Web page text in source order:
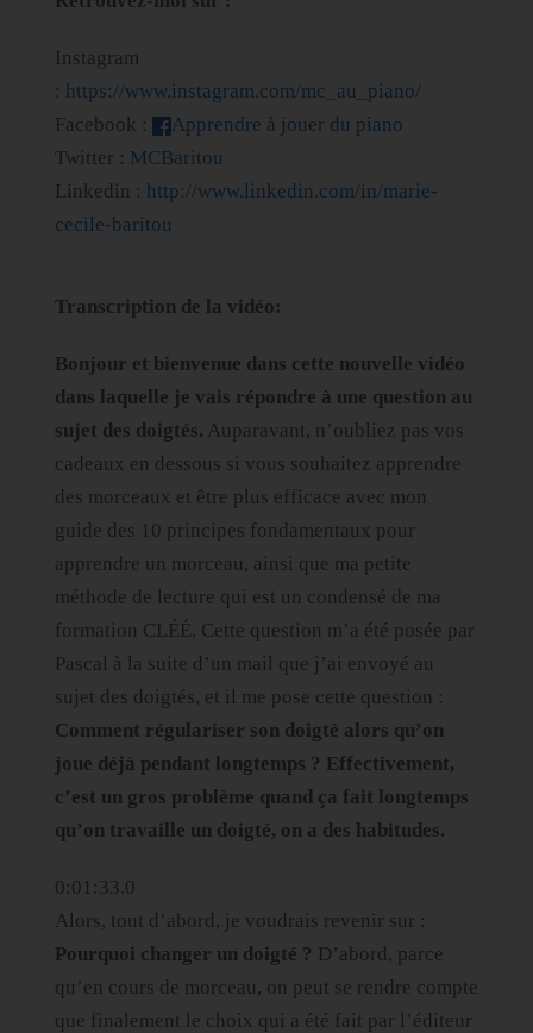
Instagram
: https://www.instagram.com/mc_au_piano/
Facebook :
Apprendre à jouer du piano
Twitter : MCBaritou
Linkedin : http://www.linkedin.com/in/marie-
cecile-baritou
Transcription de la vidéo:
Bonjour et bienvenue dans cette nouvelle vidéo
dans laquelle je vais répondre à une question au
sujet des doigtés. Auparavant, n’oubliez pas vos
cadeaux en dessous si vous souhaitez apprendre
des morceaux et être plus efficace avec mon
guide des 10 principes fondamentaux pour
apprendre un morceau, ainsi que ma petite
méthode de lecture qui est un condensé de ma
formation CLÉÉ. Cette question m’a été posée par
Pascal à la suite d’un mail que j’ai envoyé au
sujet des doigtés, et il me pose cette question :
Comment régulariser son doigté alors qu’on
joue déjà pendant longtemps ? Effectivement,
c’est un gros problème quand ça fait longtemps
qu’on travaille un doigté, on a des habitudes.
0:01:33.0
Alors, tout d’abord, je voudrais revenir sur :
Pourquoi changer un doigté ? D’abord, parce
qu’en cours de morceau, on peut se rendre compte
que finalement le choix qui a été fait par l’éditeur